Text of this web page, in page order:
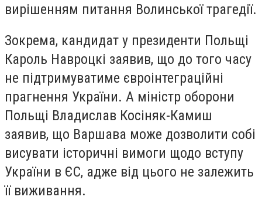
вирішенням питання Волинської трагедії.
Зокрема, кандидат у президенти Польщі
Кароль Навроцкі заявив, що до того часу
не підтримуватиме євроінтеграційні
прагнення України. А міністр оборони
Польщі Владислав Косіняк-Камиш
заявив, що Варшава може дозволити собі
висувати історичні вимоги щодо вступу
України в ЄС, адже від цього не залежить
її виживання.